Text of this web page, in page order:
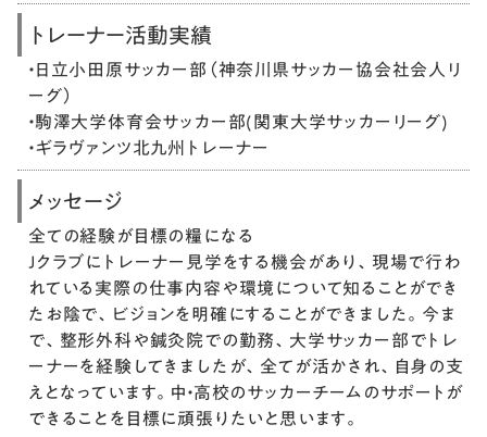
トレーナー活動実績
・日立小田原サッカー部（神奈川県サッカー協会社会人リ
ーグ）
・駒澤大学体育会サッカー部(関東大学サッカーリーグ)
・ギラヴァンツ北九州トレーナー
メッセージ
全ての経験が目標の糧になる
Jクラブにトレーナー見学をする機会があり、現場で行わ
れている実際の仕事内容や環境について知ることができ
たお陰で、ビジョンを明確にすることができました。今ま
で、整形外科や鍼灸院での勤務、大学サッカー部でトレ
ーナーを経験してきましたが、全てが活かされ、自身の支
えとなっています。中・高校のサッカーチームのサポートが
できることを目標に頑張りたいと思います。